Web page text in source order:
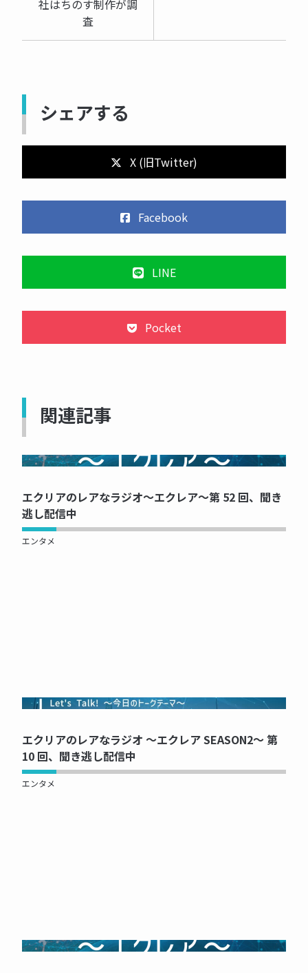
社はちのす制作が調
査
シェアする
X (旧Twitter)
Facebook
LINE
Pocket
関連記事
NOW PRINTING...
エクリアのレアなラジオ～エクレア～第 52 回、聞き
逃し配信中
エンタメ
NOW PRINTING...
エクリアのレアなラジオ ～エクレア SEASON2～ 第
10 回、聞き逃し配信中
エンタメ
NOW PRINTING...